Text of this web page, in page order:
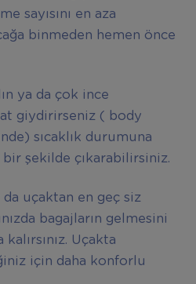
sayısını en aza
binmeden hemen önce
ya da çok ince
giydirirseniz ( body
sıcaklık durumuna
şekilde çıkarabilirsiniz.
da uçaktan en geç siz
bagajların gelmesini
Uçakta
için daha konforlu